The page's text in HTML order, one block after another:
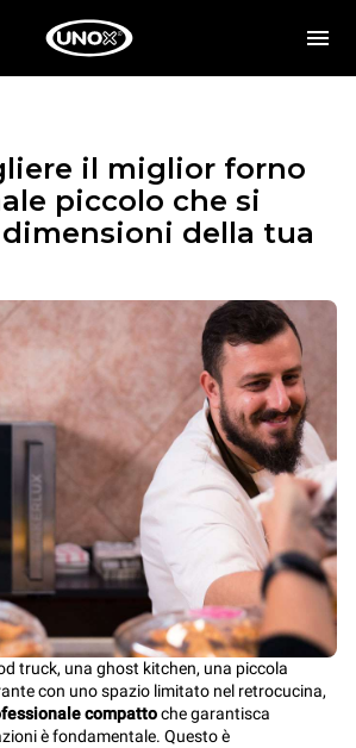
il miglior forno
piccolo che si
della tua
truck, una ghost kitchen, una piccola
con uno spazio limitato nel retrocucina,
compattoche garantisca
è fondamentale. Questo è